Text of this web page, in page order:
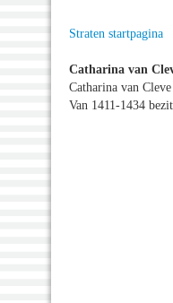
Straten startpagina
Catharina van
Catharina van Cleve
Van 1411-1434